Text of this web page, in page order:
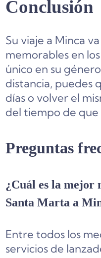
Conclusión
Su viaje a Minca
memorables en
único en su
distancia, puedes
días o volver el
del tiempo de que
Preguntas
¿Cuál es la mejor
Santa Marta a
Entre todos los
servicios de